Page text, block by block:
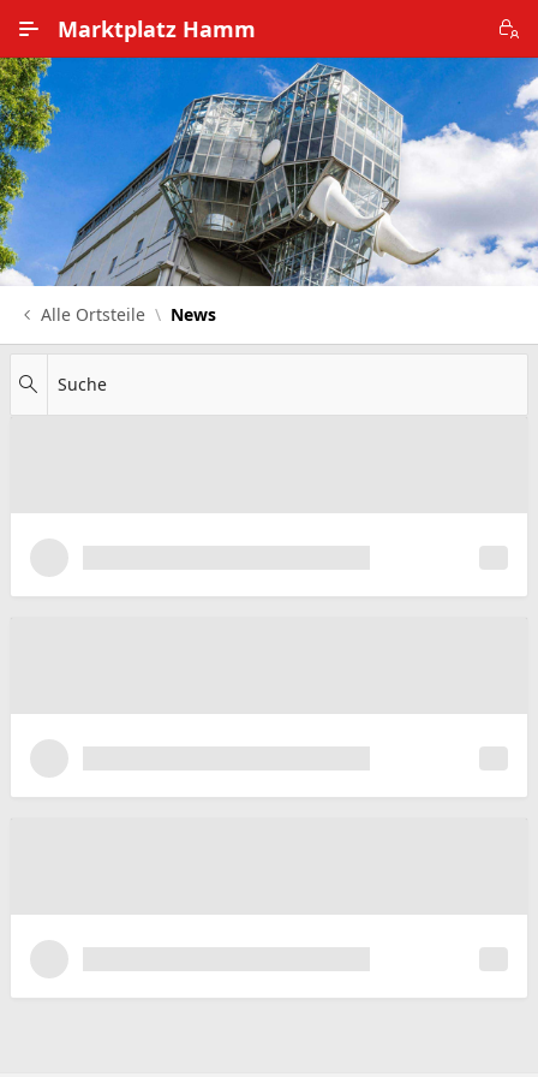
Marktplatz Hamm
Alle Ortsteile
Impressum
Nutzungsbedingungen
Datenschutz
Alle Ortsteile News
Suche